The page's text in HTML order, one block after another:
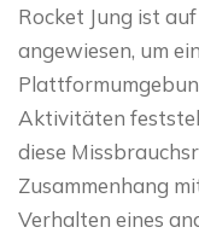
Rocket Jung ist
angewiesen, um
Aktivitäten
diese
Zusammenhang
Verhalten eines